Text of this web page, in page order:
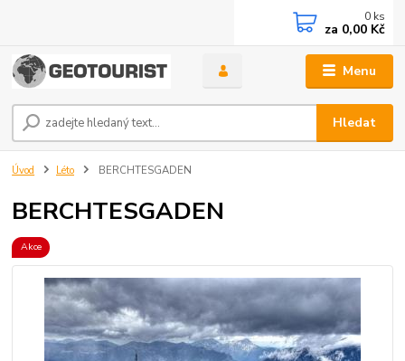
Menu
Hledat
0 ks
za 0,00 Kč
Úvod Léto BERCHTESGADEN
BERCHTESGADEN
Akce